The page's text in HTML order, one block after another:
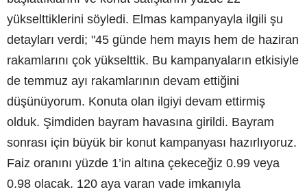
yükselttiklerini söyledi. Elmas kampanyayla ilgili şu
detayları verdi; "45 günde hem mayıs hem de haziran
rakamlarını çok yükselttik. Bu kampanyaların etkisiyle
de temmuz ayı rakamlarının devam ettiğini
düşünüyorum. Konuta olan ilgiyi devam ettirmiş
olduk. Şimdiden bayram havasına girildi. Bayram
sonrası için büyük bir konut kampanyası hazırlıyoruz.
Faiz oranını yüzde 1’in altına çekeceğiz 0.99 veya
0.98 olacak. 120 aya varan vade imkanıyla